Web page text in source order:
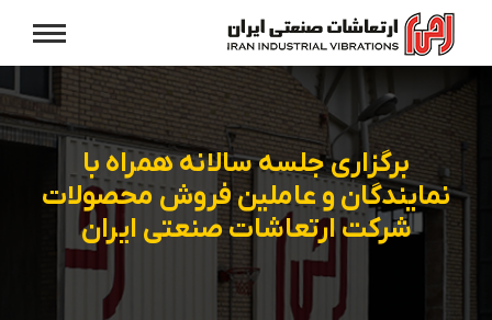
برگزاری جلسه سالانه همراه با
نمایندگان و عاملین فروش محصولات
شرکت ارتعاشات صنعتی ایران